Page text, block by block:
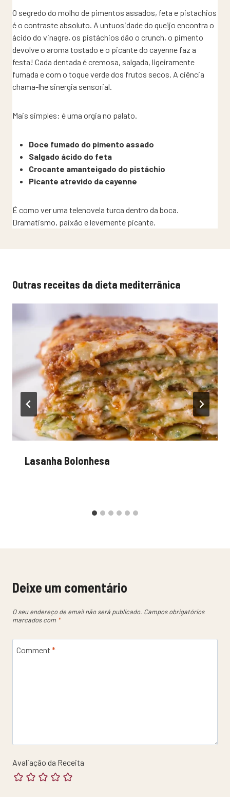
O segredo do molho de pimentos assados, feta e pistachios
é o contraste absoluto. A untuosidade do queijo encontra o
ácido do vinagre, os pistáchios dão o crunch, o pimento
devolve o aroma tostado e o picante do cayenne faz a
festa! Cada dentada é cremosa, salgada, ligeiramente
fumada e com o toque verde dos frutos secos. A ciência
chama-lhe sinergia sensorial.
Mais simples: é uma orgia no palato.
Doce fumado do pimento assado
Salgado ácido do feta
Crocante amanteigado do pistáchio
Picante atrevido da cayenne
É como ver uma telenovela turca dentro da boca.
Dramatismo, paixão e levemente picante.
Outras receitas da dieta mediterrânica
Lasanha Bolonhesa
Deixe um comentário
O seu endereço de email não será publicado. Campos obrigatórios
marcados com *
Comment *
Avaliação da Receita